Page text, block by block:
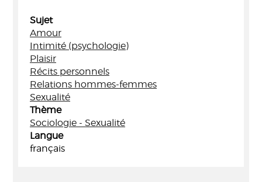
Sujet
Amour
Intimité (psychologie)
Plaisir
Récits personnels
Relations hommes-femmes
Sexualité
Thème
Sociologie - Sexualité
Langue
français